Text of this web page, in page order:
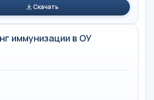
Скачать
иммунизации в ОУ